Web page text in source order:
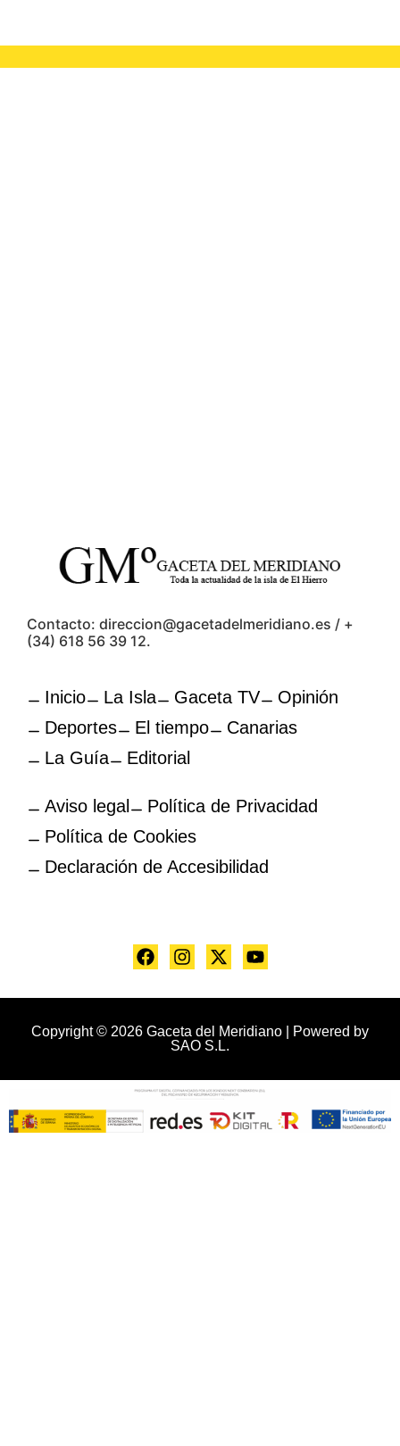
Contacto: direccion@gacetadelmeridiano.es / +
(34) 618 56 39 12.
Inicio La Isla Gaceta TV
Opinión
Deportes
El tiempo
Canarias
La Guía
Editorial
Aviso legal
Política de Privacidad
Política de Cookies
Declaración de Accesibilidad
Copyright © 2026 Gaceta del Meridiano | Powered by
SAO S.L.